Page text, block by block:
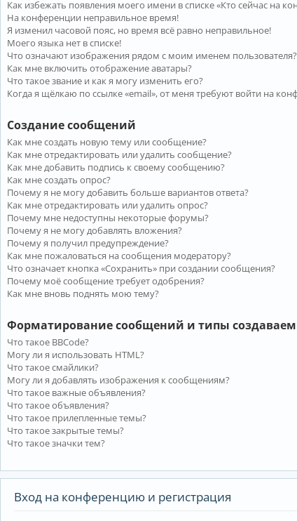
Как избежать появления моего имени в списке «Кто сейчас на
На конференции неправильное время!
Я изменил часовой пояс, но время всё равно неправильное!
Моего языка нет в списке!
Что означают изображения рядом с моим именем пользователя?
Как мне включить отображение аватары?
Что такое звание и как я могу изменить его?
Когда я щёлкаю по ссылке «email», от меня требуют войти на
Создание сообщений
Как мне создать новую тему или сообщение?
Как мне отредактировать или удалить сообщение?
Как мне добавить подпись к своему сообщению?
Как мне создать опрос?
Почему я не могу добавить больше вариантов ответа?
Как мне отредактировать или удалить опрос?
Почему мне недоступны некоторые форумы?
Почему я не могу добавлять вложения?
Почему я получил предупреждение?
Как мне пожаловаться на сообщения модератору?
Что означает кнопка «Сохранить» при создании сообщения?
Почему моё сообщение требует одобрения?
Как мне вновь поднять мою тему?
Форматирование сообщений и типы
Что такое BBCode?
Могу ли я использовать HTML?
Что такое смайлики?
Могу ли я добавлять изображения к сообщениям?
Что такое важные объявления?
Что такое объявления?
Что такое прилепленные темы?
Что такое закрытые темы?
Что такое значки тем?
Вход на конференцию и регистрация